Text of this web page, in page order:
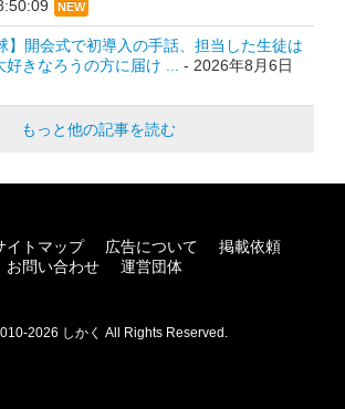
NEW
】開会式で初導入の手話、担当した生徒は
好きなろうの方に届け ...
- 2026年8月6日
もっと他の記事を読む
イトマップ 広告について
掲載依頼
お問い合わせ
運営団体
2026 しかく All Rights Reserved.